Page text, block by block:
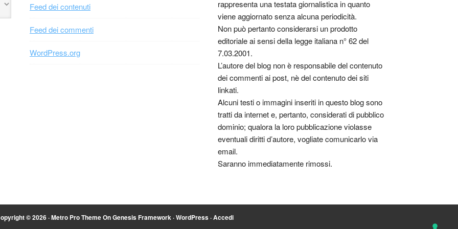
Feed dei contenuti
Feed dei commenti
WordPress.org
rappresenta una testata giornalistica in quanto
viene aggiornato senza alcuna periodicità.
Non può pertanto considerarsi un prodotto
editoriale ai sensi della legge italiana n° 62 del
7.03.2001.
L’autore del blog non è responsabile del contenuto
dei commenti ai post, nè del contenuto dei siti
linkati.
Alcuni testi o immagini inseriti in questo blog sono
tratti da internet e, pertanto, considerati di pubblico
dominio; qualora la loro pubblicazione violasse
eventuali diritti d’autore, vogliate comunicarlo via
email.
Saranno immediatamente rimossi.
© 2026 ·Metro Pro ThemeOnGenesis Framework·WordPress·Accedi